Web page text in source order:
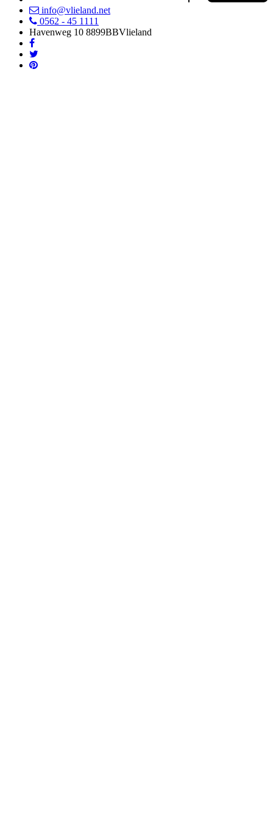
info@vlieland.net
0562 - 45 1111
Havenweg 10 8899BBVlieland